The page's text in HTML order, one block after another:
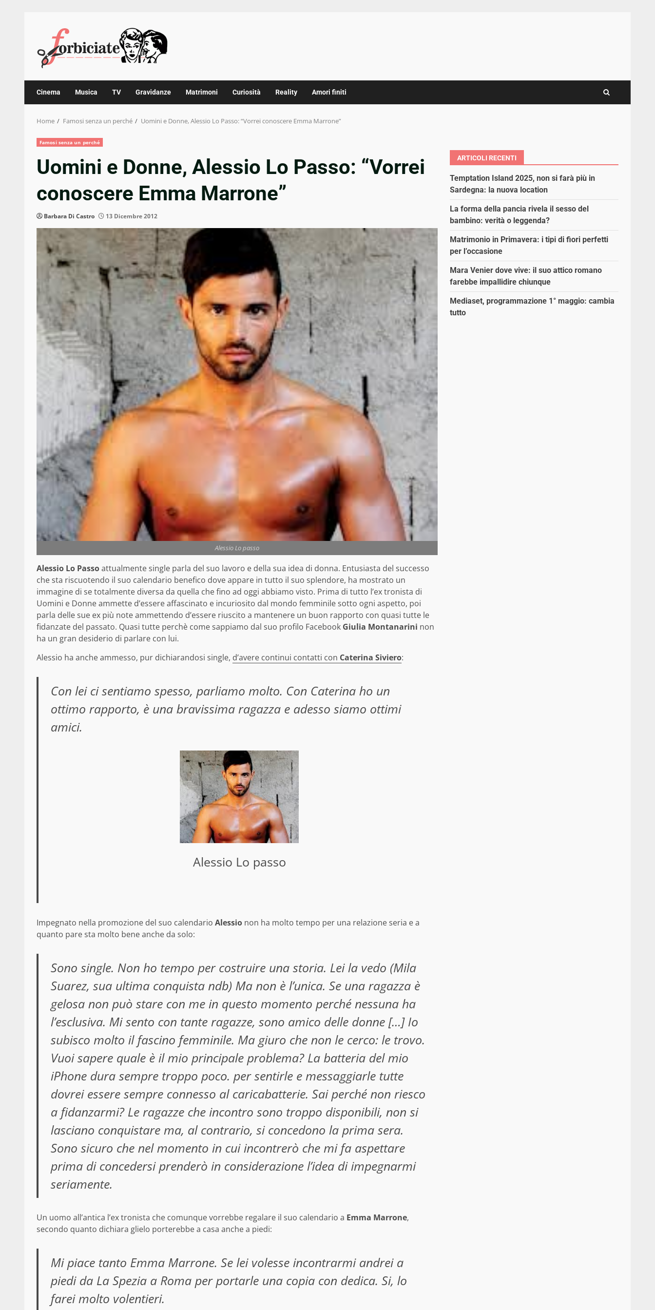
content
Cinema Musica TV Gravidanze Matrimoni Curiosità Reality Amori finiti
Home Famosi senza un perché Uomini e Donne, Alessio Lo Passo: “Vorrei conoscere Emma Marrone”
Famosi senza un perché
Uomini e Donne, Alessio Lo Passo: “Vorrei
conoscere Emma Marrone”
Barbara Di Castro 13 Dicembre 2012
Alessio Lo passo
Alessio Lo Passoattualmente single parla del suo lavoro e della sua idea di donna. Entusiasta del successo
che sta riscuotendo il suo calendario benefico dove appare in tutto il suo splendore, ha mostrato un
immagine di se totalmente diversa da quella che fino ad oggi abbiamo visto. Prima di tutto l’ex tronista di
Uomini e Donne ammette d’essere affascinato e incuriosito dal mondo femminile sotto ogni aspetto, poi
parla delle sue ex più note ammettendo d’essere riuscito a mantenere un buon rapporto con quasi tutte le
fidanzate del passato. Quasi tutte perchè come sappiamo dal suo profilo Facebook Giulia Montanarini non
ha un gran desiderio di parlare con lui.
Alessio ha anche ammesso, pur dichiarandosi single, d’avere continui contatti con Caterina Siviero:
Con lei ci sentiamo spesso, parliamo molto. Con Caterina ho un
ottimo rapporto, è una bravissima ragazza e adesso siamo ottimi
amici.
Alessio Lo passo
Impegnato nella promozione del suo calendario Alessio non ha molto tempo per una relazione seria e a
quanto pare sta molto bene anche da solo:
Sono single. Non ho tempo per costruire una storia. Lei la vedo (Mila
Suarez, sua ultima conquista ndb) Ma non è l’unica. Se una ragazza è
gelosa non può stare con me in questo momento perché nessuna ha
l’esclusiva. Mi sento con tante ragazze, sono amico delle donne […] Io
subisco molto il fascino femminile. Ma giuro che non le cerco: le trovo.
Vuoi sapere quale è il mio principale problema? La batteria del mio
iPhone dura sempre troppo poco. per sentirle e messaggiarle tutte
dovrei essere sempre connesso al caricabatterie. Sai perché non riesco
a fidanzarmi? Le ragazze che incontro sono troppo disponibili, non si
lasciano conquistare ma, al contrario, si concedono la prima sera.
Sono sicuro che nel momento in cui incontrerò che mi fa aspettare
prima di concedersi prenderò in considerazione l’idea di impegnarmi
seriamente.
Un uomo all’antica l’ex tronista che comunque vorrebbe regalare il suo calendario a Emma Marrone,
secondo quanto dichiara glielo porterebbe a casa anche a piedi:
Mi piace tanto Emma Marrone. Se lei volesse incontrarmi andrei a
piedi da La Spezia a Roma per portarle una copia con dedica. Si, lo
farei molto volentieri.
ARTICOLI RECENTI
Temptation Island 2025, non si farà più in
Sardegna: la nuova location
La forma della pancia rivela il sesso del
bambino: verità o leggenda?
Matrimonio in Primavera: i tipi di fiori perfetti
per l’occasione
Mara Venier dove vive: il suo attico romano
farebbe impallidire chiunque
Mediaset, programmazione 1° maggio: cambia
tutto